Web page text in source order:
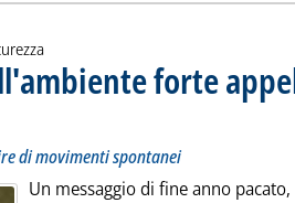
forte
di movimenti spontanei
Un messaggio di fine anno